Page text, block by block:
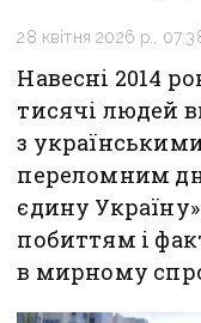
28 квітня 2026 р.,
Навесні 2014
тисячі людей
з
переломним
єдину
побиттям і
в мирному